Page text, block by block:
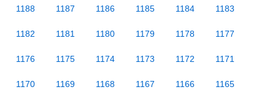
1188 1187 1186 1185 1184 1183
1182 1181 1180 1179 1178 1177
1176 1175 1174 1173 1172 1171
1170 1169 1168 1167 1166 1165